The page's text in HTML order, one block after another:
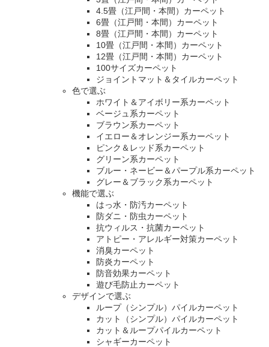
4.5畳（江戸間・本間）カーペット
6畳（江戸間・本間）カーペット
8畳（江戸間・本間）カーペット
10畳（江戸間・本間）カーペット
12畳（江戸間・本間）カーペット
100サイズカーペット
ジョイントマット＆タイルカーペット
色で選ぶ
ホワイト＆アイボリー系カーペット
ベージュ系カーペット
ブラウン系カーペット
イエロー＆オレンジー系カーペット
ピンク＆レッド系カーペット
グリーン系カーペット
ブルー・ネービー＆パープル系カーペット
グレー＆ブラック系カーペット
機能で選ぶ
はっ水・防汚カーペット
防ダニ・防虫カーペット
抗ウィルス・抗菌カーペット
アトピー・アレルギー対策カーペット
消臭カーペット
防炎カーペット
防音効果カーペット
遊び毛防止カーペット
デザインで選ぶ
ループ（シンプル）パイルカーペット
カット（シンプル）パイルカーペット
カット＆ループパイルカーペット
シャギーカーペット